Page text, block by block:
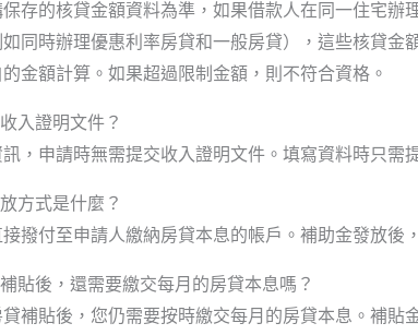
存的核貸金額資料為準，如果借款人在同一住宅
同時辦理優惠利率房貸和一般房貸），這些核貸
金額計算。如果超過限制金額，則不符合資格。
入證明文件？
，申請時無需提交收入證明文件。填寫資料時只需
方式是什麼？
撥付至申請人繳納房貸本息的帳戶。補助金發放後
貼後，還需要繳交每月的房貸本息嗎？
補貼後，您仍需要按時繳交每月的房貸本息。補